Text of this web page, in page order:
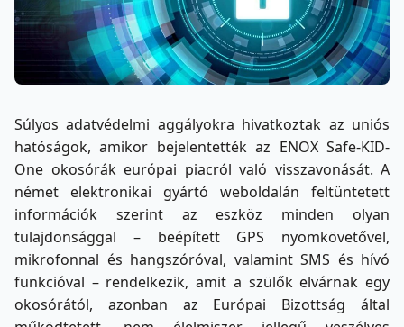
Súlyos adatvédelmi aggályokra hivatkoztak az uniós
hatóságok, amikor bejelentették az ENOX Safe-KID-
One okosórák európai piacról való visszavonását. A
német elektronikai gyártó weboldalán feltüntetett
információk szerint az eszköz minden olyan
tulajdonsággal – beépített GPS nyomkövetővel,
mikrofonnal és hangszóróval, valamint SMS és hívó
funkcióval – rendelkezik, amit a szülők elvárnak egy
okosórától, azonban az Európai Bizottság által